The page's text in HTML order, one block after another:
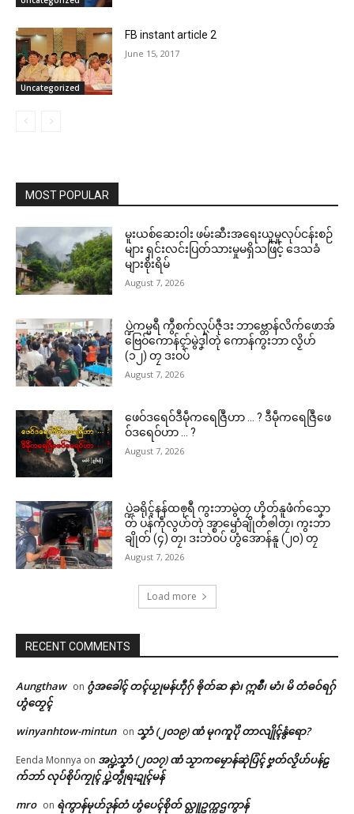
Uncategorized
FB instant article 2
June 15, 2017
MOST POPULAR
မူးယစ်ဆေးဝါး ဖမ်းဆီးအရေးယူမှုလုပ်ငန်းစဉ်
များ ရှင်းလင်းပြတ်သားမှုမရှိသဖြင့် ဒေသခံ
များစိုးရိမ်
August 7, 2026
ပ္ဍဲကမ္မရဳ ကွဳစက်လုပ်ဇီုဒး ဘာဗ္တောန်လိက်ဖောအ်
ဗြေဝ်ကောန်ၚာ်မွဲဒၞါဲတုဲ ကောန်ကွးဘာ လၟိဟ်
(၁၂) တၠ ဒးဝပ်
August 7, 2026
ဖေဝ်ဒရေဝ်ဒဳမဵုကရေဇြဳဟာ … ? ဒဳမဵုကရေဇြဳဖေ
ဝ်ဒရေဝ်ဟာ … ?
August 7, 2026
ပ္ဍဲခရိုၚ်နန်ထၜုရဳ ကွးဘာမွဲတၠ ဟိုတ်နူဖံက်သၞော
တ် ပန်ကဵုလွဟ်တုဲ အ္စာၝောံချိုတ်ၜါတၠ၊ ကွးဘာ
ချိုတ် (၄) တၠ၊ ဒးဘဲဝပ် ဟွံအောန်နူ (၂၀) တၠ
August 7, 2026
Load more
RECENT COMMENTS
Aungthaw on ဂွံအခေါၚ် တၚ်ယၟုမန်ဟီုဂှ် ၜိုတ်ဆ နာဲ၊ ဣစဳ၊ မာံ၊ မိ တံဓဝ်ရဂှ်
ဟွံတၟေၚ်
winyanhtow-mintun on သၞာံ (၂၀၁၉) ဏံ မုဂကူပိုဲ တာလျိုၚ်နွံရော?
Eenda Monnya on အပ္ဍဲသၞာံ (၂၀၁၇) ဏံ သၟာကမၠောန်ဆုဲပြံၚ် ဗၞတ်လၟိဟ်ပန်ဠ
က်ဘာ် လုပ်စိုပ်ကၠုၚ် ပ္ဍဲတွဵုရးဍုၚ်မန်
mro on ရဲကွာန်မုဟ်ဒုန်တံ ဟွံပေၚ်စိုတ် လ္တူဥက္ကဌကွာန်